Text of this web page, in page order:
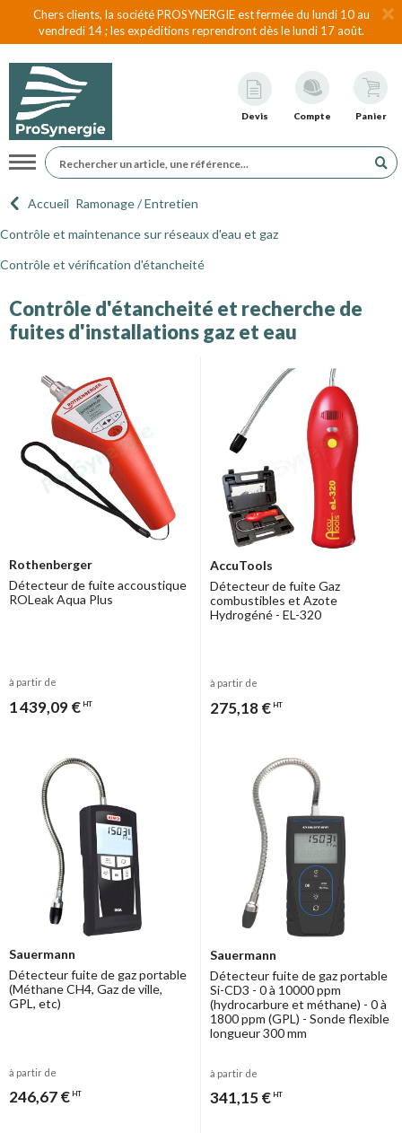
Chers clients, la société PROSYNERGIE est fermée du lundi 10 au
vendredi 14 ; les expéditions reprendront dès le lundi 17 août.
Devis Compte Panier
Navigation
Accueil Ramonage / Entretien
Contrôle et maintenance sur réseaux d'eau et gaz
Contrôle et vérification d'étancheité
Contrôle d'étancheité et recherche de
fuites d'installations gaz et eau
Rothenberger
Détecteur de fuite accoustique
ROLeak Aqua Plus
à partir de
1 439,09 € HT
AccuTools
Détecteur de fuite Gaz
combustibles et Azote
Hydrogéné - EL-320
à partir de
275,18 € HT
Sauermann
Détecteur fuite de gaz portable
(Méthane CH4, Gaz de ville,
GPL, etc)
à partir de
246,67 € HT
Sauermann
Détecteur fuite de gaz portable
Si-CD3 - 0 à 10000 ppm
(hydrocarbure et méthane) - 0 à
1800 ppm (GPL) - Sonde flexible
longueur 300 mm
à partir de
341,15 € HT